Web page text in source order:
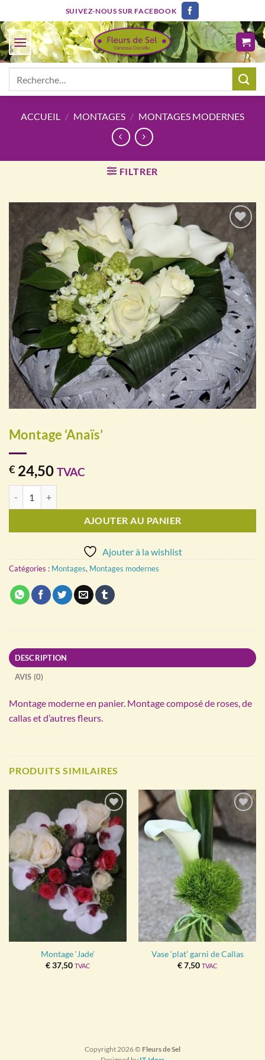
au
contenu
SUIVEZ-NOUS SUR FACEBOOK
ACCUEIL / MONTAGES / MONTAGES MODERNES
FILTRER
Ajouter
à la
wishlist
Montage ‘Anaïs’
€ 24,50 TVAC
AJOUTER AU PANIER
Ajouter à la wishlist
Catégories : Montages, Montages modernes
DESCRIPTION
AVIS (0)
Montage moderne en panier. Montage composé de roses, de
callas et d’autres fleurs.
PRODUITS SIMILAIRES
Ajouter
à la
wishlist
Montage ‘Jade’
€37,50 TVAC
wishlist
Vase ‘plat’ garni de Callas
€7,50 TVAC
Copyright 2026 © Fleurs de Sel